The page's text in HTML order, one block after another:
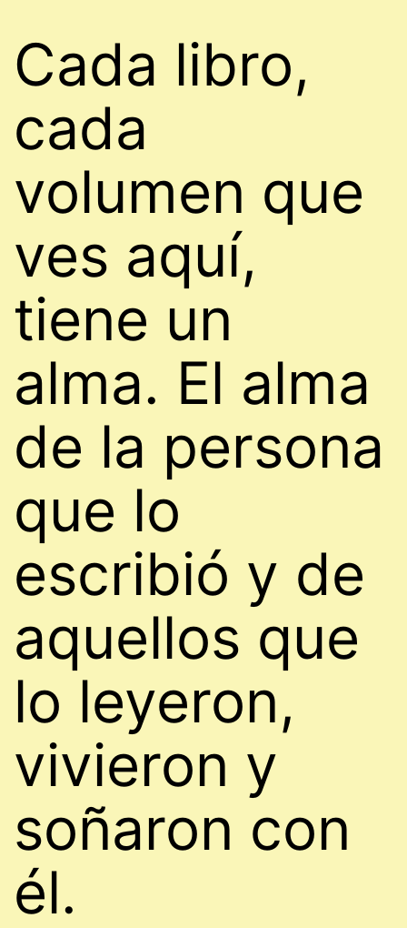
Cada libro,
cada
volumen que
ves aquí,
tiene un
alma. El alma
de la persona
que lo
escribió y de
aquellos que
lo leyeron,
vivieron y
soñaron con
él.